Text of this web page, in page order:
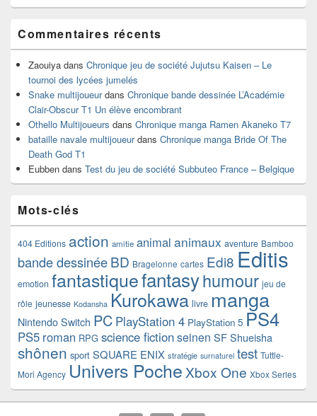
Commentaires récents
Zaouiya dans Chronique jeu de société Jujutsu Kaisen – Le
tournoi des lycées jumelés
Snake multijoueurdans Chronique bande dessinée L’Académie
Clair-Obscur T1 Un élève encombrant
Othello Multijoueurs dans Chronique manga Ramen Akaneko T7
bataille navale multijoueurdans Chronique manga Bride Of The
Death God T1
Eubben dans Test du jeu de société Subbuteo France – Belgique
Mots-clés
404 Editions action amitie animal animaux aventure Bamboo
bande dessinéeBD Bragelonne cartes Edi8 Editis
emotion fantastiquefantasyhumour jeu de
rôle jeunesse Kodansha Kurokawa livre manga
Nintendo Switch PC PlayStation 4 PlayStation 5 PS4
PS5 roman RPG science fictionseinen SF Shueisha
shônen sport SQUARE ENIX stratégie surnaturel test Tuttle-
Mori Agency Univers Poche Xbox One Xbox Series